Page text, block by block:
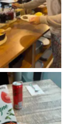
desayuno
excelente decisión
a disposición